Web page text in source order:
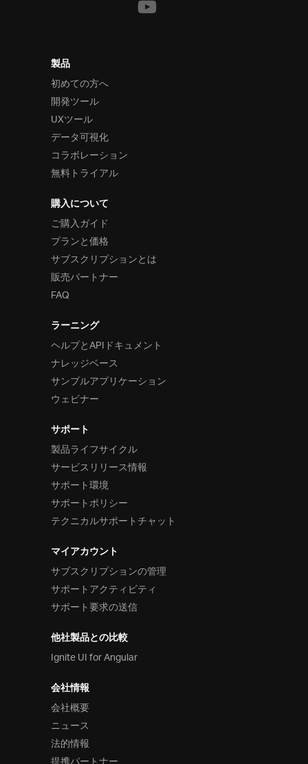
製品
初めての方へ
開発ツール
UXツール
データ可視化
コラボレーション
無料トライアル
購入について
ご購入ガイド
プランと価格
サブスクリプションとは
販売パートナー
FAQ
ラーニング
ヘルプとAPIドキュメント
ナレッジベース
サンプルアプリケーション
ウェビナー
サポート
製品ライフサイクル
サービスリリース情報
サポート環境
サポートポリシー
テクニカルサポートチャット
マイアカウント
サブスクリプションの管理
サポートアクティビティ
サポート要求の送信
他社製品との比較
Ignite UI for Angular
会社情報
会社概要
ニュース
法的情報